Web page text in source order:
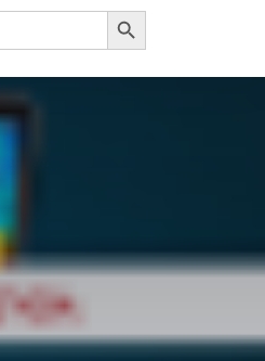
Search Button